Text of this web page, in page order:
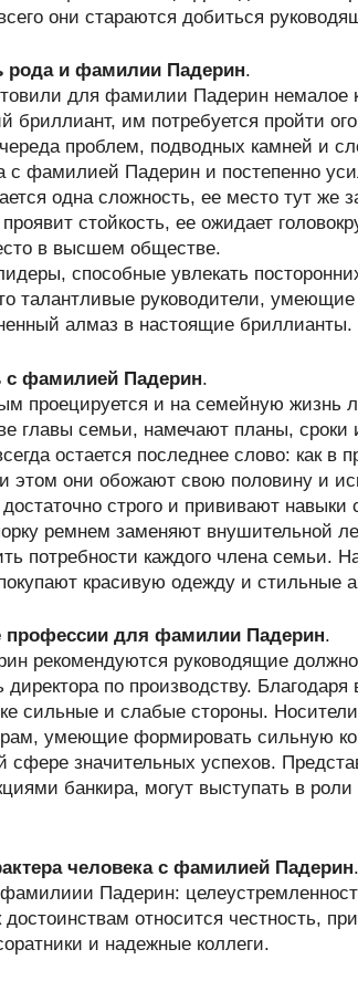
они стараются добиться
рода и фамилии Падерин.
для фамилии Падерин немалое
бриллиант, им потребуется пройти
проблем, подводных камней и
с фамилией Падерин и постепенно
одна сложность, ее место тут же
стойкость, ее ожидает
в высшем обществе.
способные увлекать
талантливые руководители,
алмаз в настоящие бриллианты.
с фамилией Падерин.
проецируется и на семейную
главы семьи, намечают планы,
остается последнее слово: как в
этом они обожают свою половину и
строго и прививают навыки
ремнем заменяют внушительной
потребности каждого члена семьи.
красивую одежду и стильные
для фамилии Падерин.
рекомендуются руководящие
директора по производству.
сильные и слабые стороны.
умеющие формировать сильную
сфере значительных успехов.
банкира, могут выступать в роли
человека с фамилией Падерин.
Падерин:
относится честность,
и надежные коллеги.